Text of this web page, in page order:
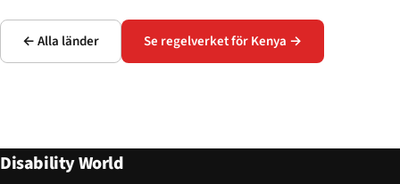
← Alla länder Se regelverket för Kenya →
Disability World